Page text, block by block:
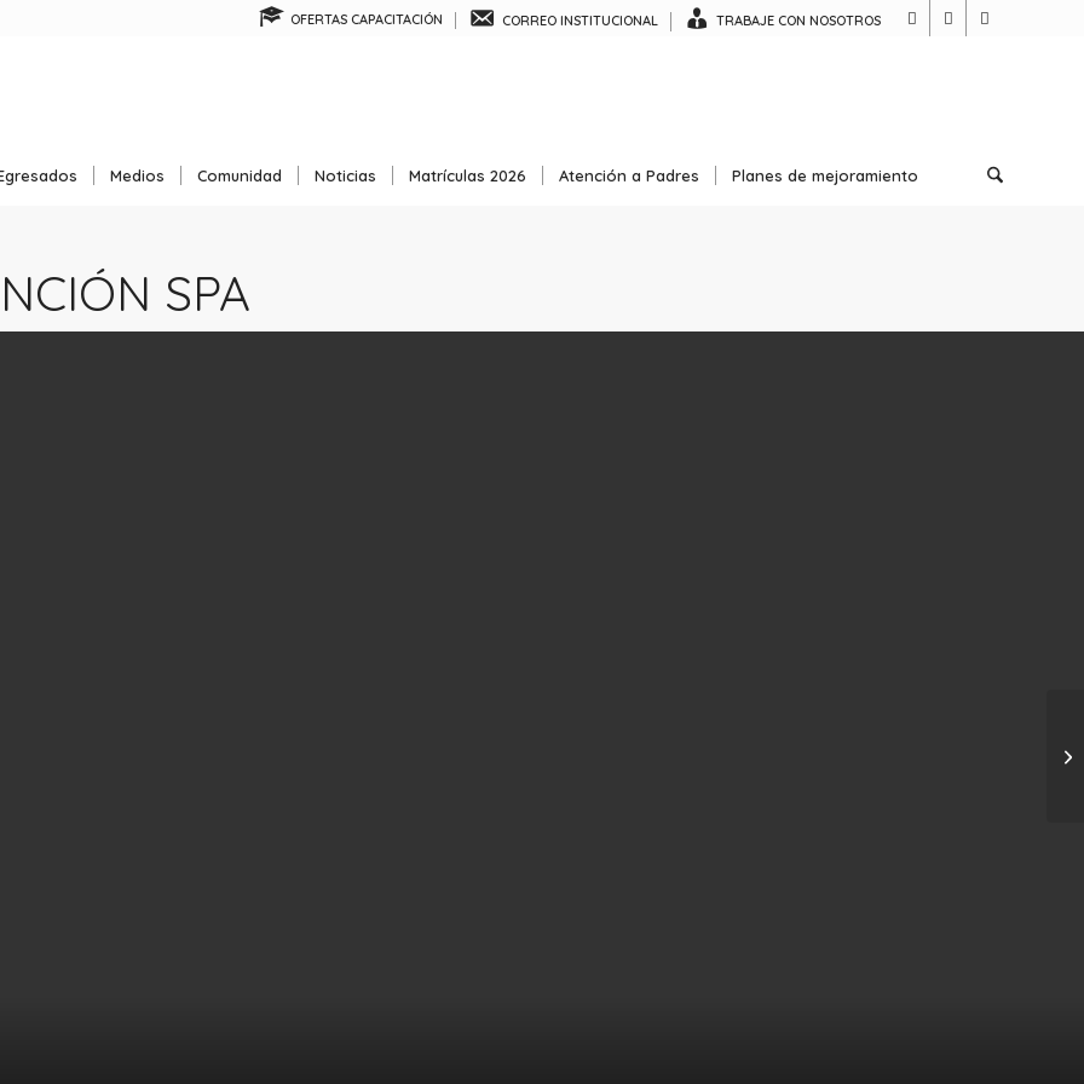
OFERTAS CAPACITACIÓN CORREO INSTITUCIONAL TRABAJE CON NOSOTROS
Medios Comunidad Noticias Matrículas 2026 Atención a Padres Planes de mejoramiento
SPA